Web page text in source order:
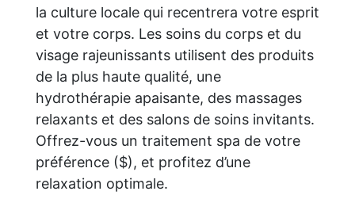
la culture locale qui recentrera votre esprit
et votre corps. Les soins du corps et du
visage rajeunissants utilisent des produits
de la plus haute qualité, une
hydrothérapie apaisante, des massages
relaxants et des salons de soins invitants.
Offrez-vous un traitement spa de votre
préférence ($), et profitez d’une
relaxation optimale.